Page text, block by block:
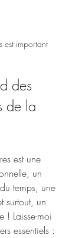
est important
des
de la
est une
un
temps, une
surtout, un
! Laisse-moi
essentiels :